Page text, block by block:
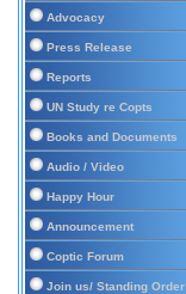
Advocacy
Press Release
Reports
UN Study re Copts
Books and Documents
Audio / Video
Happy Hour
Announcement
Coptic Forum
Join us/ Standing Order